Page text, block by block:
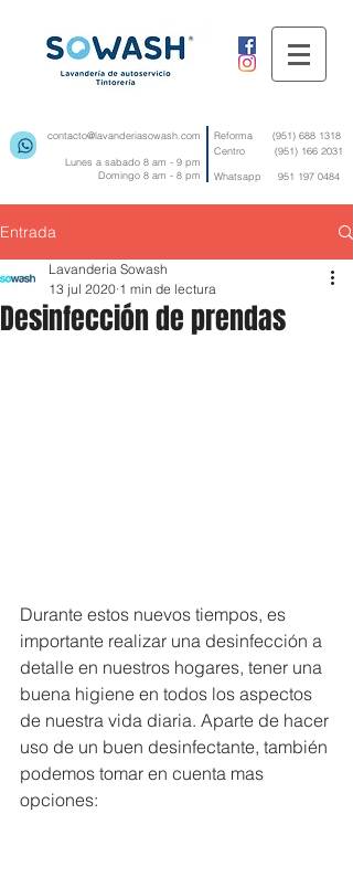
contacto@lavanderiasowash.com
Lunes a sabado 8 am - 9 pm
Domingo 8 am - 8 pm
Reforma (951) 688 1318
Centro (951) 166 2031
Whatsapp 951 197 0484
Entrada
Desinfección de prendas
Lavanderia Sowash
13 jul 2020 1 min de lectura
Durante estos nuevos tiempos, es
importante realizar una desinfección a
detalle en nuestros hogares, tener una
buena higiene en todos los aspectos
de nuestra vida diaria. Aparte de hacer
uso de un buen desinfectante, también
podemos tomar en cuenta mas
opciones: